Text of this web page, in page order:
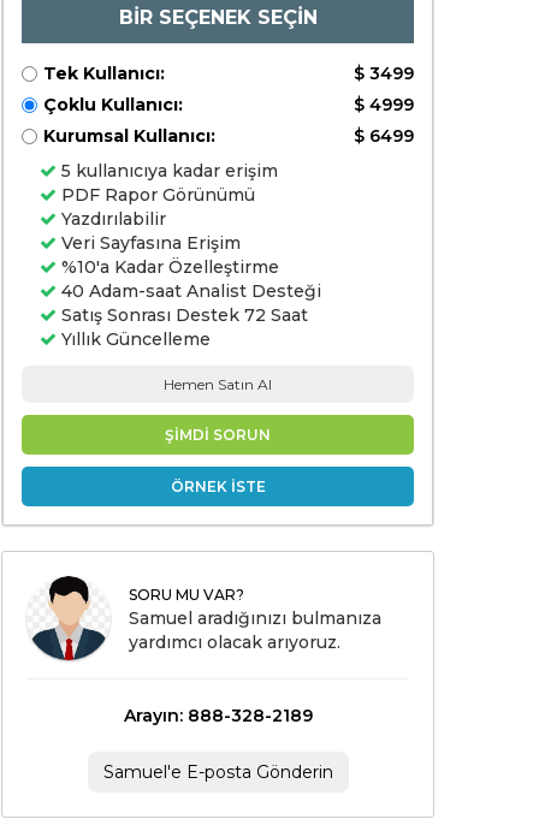
BİR SEÇENEK SEÇİN
Tek Kullanıcı:
$ 3499
Çoklu Kullanıcı:
$ 4999
Kurumsal Kullanıcı:
$ 6499
5 kullanıcıya kadar erişim
PDF Rapor Görünümü
Yazdırılabilir
Veri Sayfasına Erişim
%10'a Kadar Özelleştirme
40 Adam-saat Analist Desteği
Satış Sonrası Destek 72 Saat
Yıllık Güncelleme
Hemen Satın Al
ŞİMDİ SORUN
ÖRNEK İSTE
SORU MU VAR?
Samuel aradığınızı bulmanıza
yardımcı olacak arıyoruz.
Arayın: 888-328-2189
Samuel'e E-posta Gönderin